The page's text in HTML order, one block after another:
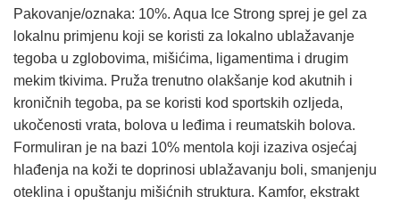
Pakovanje/oznaka: 10%. Aqua Ice Strong sprej je gel za
lokalnu primjenu koji se koristi za lokalno ublažavanje
tegoba u zglobovima, mišićima, ligamentima i drugim
mekim tkivima. Pruža trenutno olakšanje kod akutnih i
kroničnih tegoba, pa se koristi kod sportskih ozljeda,
ukočenosti vrata, bolova u leđima i reumatskih bolova.
Formuliran je na bazi 10% mentola koji izaziva osjećaj
hlađenja na koži te doprinosi ublažavanju boli, smanjenju
oteklina i opuštanju mišićnih struktura. Kamfor, ekstrakt